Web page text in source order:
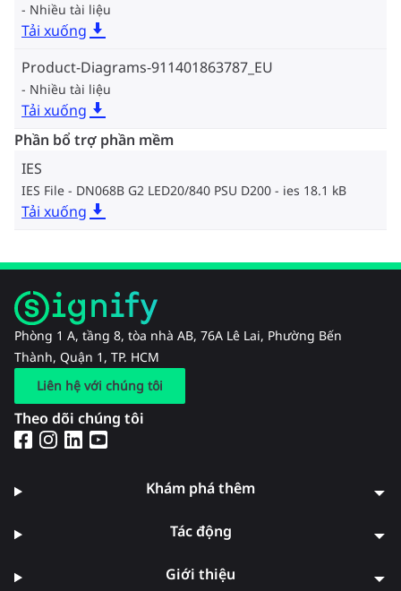
Nhiều tài liệu
Tải xuống
Product-Diagrams-911401863787_EU
Nhiều tài liệu
Tải xuống
Phần bổ trợ phần mềm
IES
IES File - DN068B G2 LED20/840 PSU D200 ies 18.1 kB
Tải xuống
Phòng 1 A, tầng 8, tòa nhà AB, 76A Lê Lai, Phường Bến
Thành, Quận 1, TP. HCM
Liên hệ với chúng tôi
Theo dõi chúng tôi
Khám phá thêm
Tác động
Giới thiệu